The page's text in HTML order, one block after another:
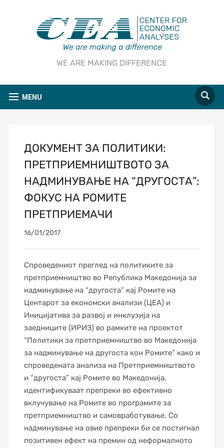
WE ARE MAKING DIFFERENCE
MENU
ДОКУМЕНТ ЗА ПОЛИТИКИ:
ПРЕТПРИЕМНИШТВОТО ЗА
НАДМИНУВАЊЕ НА “ДРУГОСТА”:
ФОКУС НА РОМИТЕ
ПРЕТПРИЕМАЧИ
16/01/2017
Спроведениот преглед на политиките за
претприемништво во Република Македонија за
надминување на “другоста” кај Ромите на
Центарот за економски анализи (ЦЕА) и
Иницијатива за развој и инклузија на
заедниците (ИРИЗ) во рамките на проектот
“Политики за претприемништво во Македонија
за надминување на другоста кон Ромите” како и
спроведената анализа на Претприемништвото
и “другоста” кај Ромите во Македонија,
идентификуваат препреки во ефективно
вклучување на Ромите во програмите за
претприемништво и самовработување. Со
надминување на овие препреки би се постигнал
позитивен ефект на премин од неформалното